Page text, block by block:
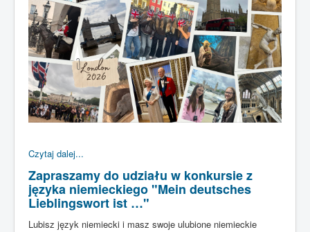
Czytaj dalej...
Zapraszamy do udziału w konkursie z
języka niemieckiego "Mein deutsches
Lieblingswort ist …"
Lubisz język niemiecki i masz swoje ulubione niemieckie